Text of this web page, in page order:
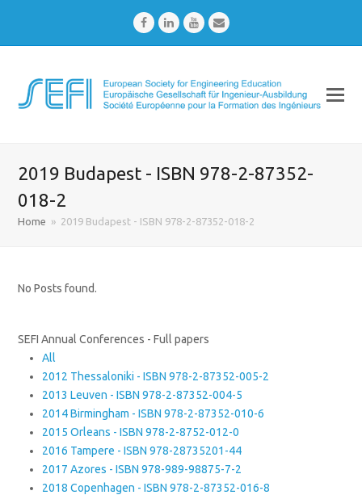
FacebookLinkedInYoutubeEmail
2019 Budapest - ISBN 978-2-87352-
018-2
Home » 2019 Budapest - ISBN 978-2-87352-018-2
No Posts found.
SEFI Annual Conferences - Full papers
All
2012 Thessaloniki - ISBN 978-2-87352-005-2
2013 Leuven - ISBN 978-2-87352-004-5
2014 Birmingham - ISBN 978-2-87352-010-6
2015 Orleans - ISBN 978-2-8752-012-0
2016 Tampere - ISBN 978-28735201-44
2017 Azores - ISBN 978-989-98875-7-2
2018 Copenhagen - ISBN 978-2-87352-016-8